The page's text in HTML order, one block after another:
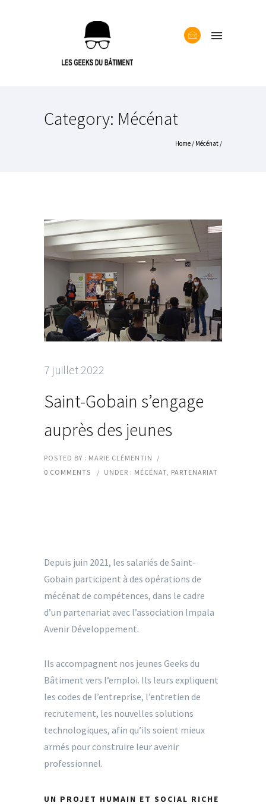
Category: Mécénat
Home / Mécénat /
7 juillet 2022
Saint-Gobain s’engage
auprès des jeunes
POSTED BY : MARIE CLÉMENTIN
/
0 COMMENTS
/ UNDER : MÉCÉNAT, PARTENARIAT
Depuis juin 2021, les salariés de Saint-
Gobain participent à des opérations de
mécénat de compétences, dans le cadre
d’un partenariat avec l’association Impala
Avenir Développement.
Ils accompagnent nos jeunes Geeks du
Bâtiment vers l’emploi. Ils leurs expliquent
les codes de l’entreprise, l’entretien de
recrutement, les nouvelles solutions
technologiques, afin qu’ils soient mieux
armés pour construire leur avenir
professionnel.
UN PROJET HUMAIN ET SOCIAL RICHE